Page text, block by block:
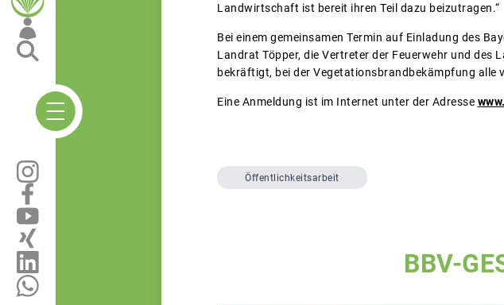
Landwirtschaft ist bereit ihren Teil dazu beizutragen.“
Bei einem gemeinsamen Termin auf Einladung des
Landrat Töpper, die Vertreter der Feuerwehr und des
bekräftigt, bei der Vegetationsbrandbekämpfung alle
Eine Anmeldung ist im Internet unter der Adresse
Öffentlichkeitsarbeit
BBV-